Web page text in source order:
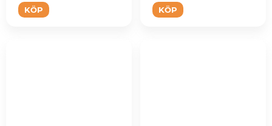
KÖP KÖP